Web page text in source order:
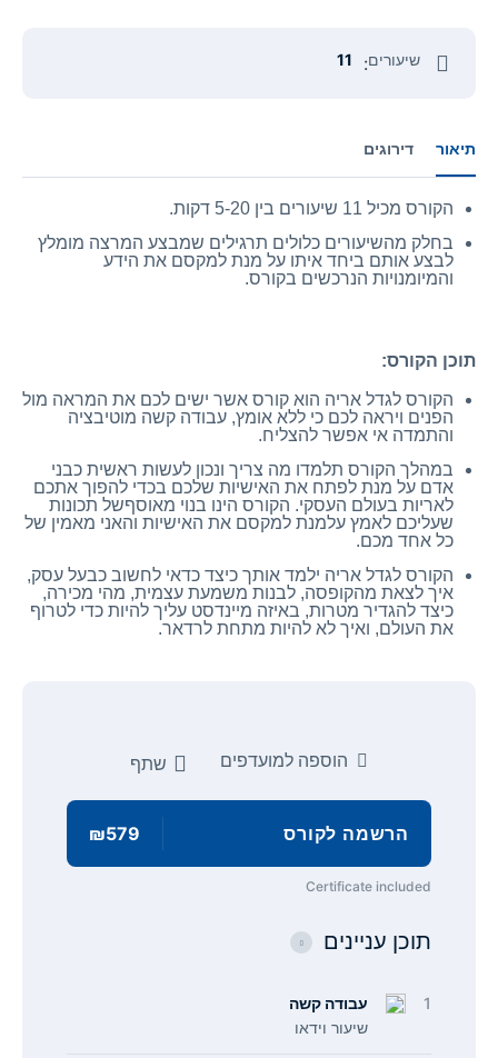
שיעורים:
11
תיאור דירוגים
הקורס מכיל 11 שיעורים בין 5-20 דקות.
בחלק מהשיעורים כלולים תרגילים שמבצע המרצה מומלץ
לבצע אותם ביחד איתו על מנת למקסם את הידע
והמיומנויות הנרכשים בקורס.
תוכן הקורס:
הקורס לגדל אריה הוא קורס אשר ישים לכם את המראה מול
הפנים ויראה לכם כי ללא אומץ, עבודה קשה מוטיבציה
והתמדה אי אפשר להצליח.
במהלך הקורס תלמדו מה צריך ונכון לעשות ראשית כבני
אדם על מנת לפתח את האישיות שלכם בכדי להפוך אתכם
לאריות בעולם העסקי. הקורס הינו בנוי מאוסףשל תכונות
שעליכם לאמץ עלמנת למקסם את האישיות והאני מאמין של
כל אחד מכם.
הקורס לגדל אריה ילמד אותך כיצד כדאי לחשוב כבעל עסק,
איך לצאת מהקופסה, לבנות משמעת עצמית, מהי מכירה,
כיצד להגדיר מטרות, באיזה מיינדסט עליך להיות כדי לטרוף
את העולם, ואיך לא להיות מתחת לרדאר.
הוספה למועדפים שתף
הרשמה לקורס ₪579
Certificate included
תוכן עניינים
1
עבודה קשה
שיעור וידאו